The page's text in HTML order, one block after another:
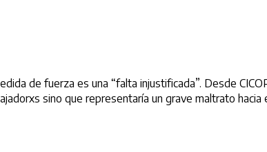
de fuerza es una “falta injustificada”. Desde
sino que representaría un grave maltrato hacia